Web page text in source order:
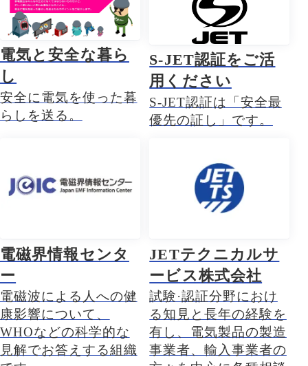
電気と安全な暮ら
し
安全に電気を使った暮
らしを送る。
S-JET認証をご活
用ください
S-JET認証は「安全最
優先の証し」です。
電磁界情報センタ
ー
電磁波による人への健
康影響について、
WHOなどの科学的な
見解でお答えする組織
JETテクニカルサ
ービス株式会社
試験·認証分野におけ
る知見と長年の経験を
有し、電気製品の製造
事業者、輸入事業者の